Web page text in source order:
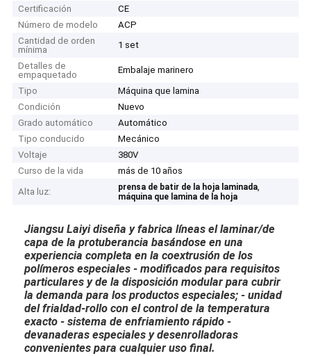
Certificación
CE
Número de modelo
ACP
Cantidad de orden
mínima
1 set
Detalles de
empaquetado
Embalaje marinero
Tipo
Máquina que lamina
Condición
Nuevo
Grado automático
Automático
Tipo conducido
Mecánico
Voltaje
380V
Curso de la vida
más de 10 años
Alta luz:
prensa de batir de la hoja laminada,
máquina que lamina de la hoja
Jiangsu Laiyi diseña y fabrica líneas el laminar/de
capa de la protuberancia basándose en una
experiencia completa en la coextrusión de los
polímeros especiales - modificados para requisitos
particulares y de la disposición modular para cubrir
la demanda para los productos especiales; - unidad
del frialdad-rollo con el control de la temperatura
exacto - sistema de enfriamiento rápido -
devanaderas especiales y desenrolladoras
convenientes para cualquier uso final.